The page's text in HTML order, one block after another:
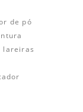
de pó
lareiras